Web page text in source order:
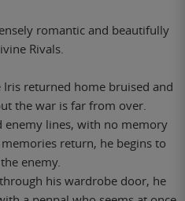
romantic and beautifully
Rivals.
Iris returned home bruised and
the war is far from over.
enemy lines, with no memory
return, he begins to
enemy.
his wardrobe door, he